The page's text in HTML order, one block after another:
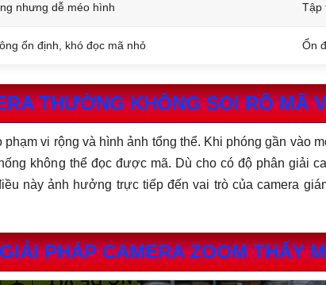
nhưng dễ méo hình Tập
ổn định, khó đọc mã nhỏ Ổn
THƯỜNG KHÔNG SOI RÕ MÃ
vi rộng và hình ảnh tổng thể. Khi phóng gần vào
không thể đọc được mã. Dù cho có độ phân giải
này ảnh hưởng trực tiếp đến vai trò của camera
PHÁP CAMERA ZOOM THẤY